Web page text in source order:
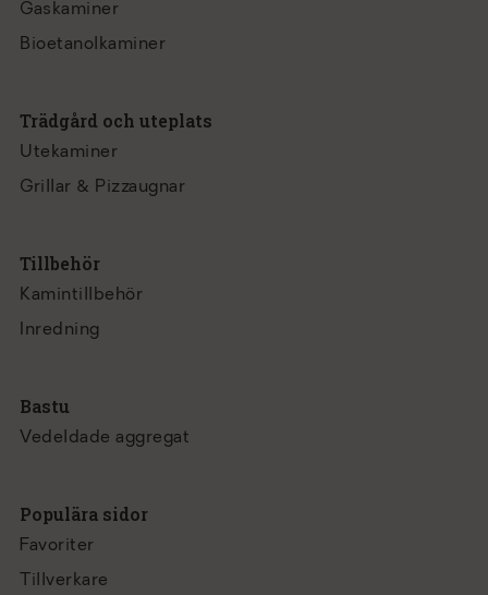
Gaskaminer
Bioetanolkaminer
Trädgård och uteplats
Utekaminer
Grillar & Pizzaugnar
Tillbehör
Kamintillbehör
Inredning
Bastu
Vedeldade aggregat
Populära sidor
Favoriter
Tillverkare